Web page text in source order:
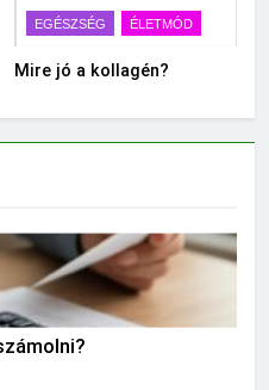
EGÉSZSÉG ÉLETMÓD
Mire jó a kollagén?